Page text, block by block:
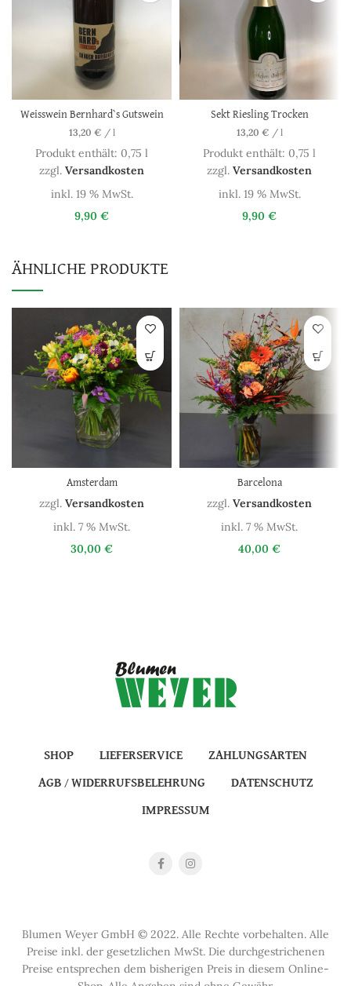
Weisswein Bernhard`s Gutswein
9,90 €
inkl. 19 % MwSt.
zzgl. Versandkosten
Produkt enthält: 0,75 l
13,20 € / l
Sekt Riesling Trocken
9,90 €
inkl. 19 % MwSt.
zzgl. Versandkosten
Produkt enthält: 0,75 l
13,20 € / l
ÄHNLICHE PRODUKTE
Amsterdam
30,00 €
inkl. 7 % MwSt.
zzgl. Versandkosten
Barcelona
40,00 €
inkl. 7 % MwSt.
zzgl. Versandkosten
SHOP LIEFERSERVICE ZAHLUNGSARTEN
AGB / WIDERRUFSBELEHRUNG DATENSCHUTZ
IMPRESSUM
Blumen Weyer GmbH © 2022. Alle Rechte vorbehalten. Alle
Preise inkl. der gesetzlichen MwSt. Die durchgestrichenen
Preise entsprechen dem bisherigen Preis in diesem Online-